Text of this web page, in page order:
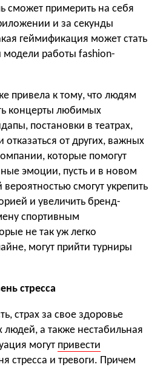
сможет примерить на себя
и за секунды
геймификация может стать
работы fashion-
привела к тому, что людям
концерты любимых
постановки в театрах,
отказаться от других, важных
которые помогут
эмоции, пусть и в новом
смогут укрепить
и увеличить бренд-
спортивным
не так уж легко
могут прийти турниры
стресса
страх за свое здоровье
людей, а также нестабильная
могут привести
стресса и тревоги. Причем